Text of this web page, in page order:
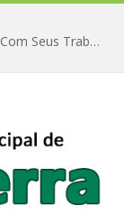
Câmara de Vereadores de Belterra Retorna Com Seus Trabalhos Legislativos